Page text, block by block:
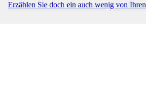
Erzählen Sie doch ein auch wenig von